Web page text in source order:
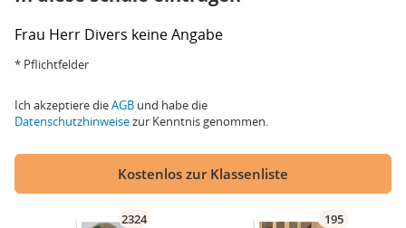
Frau Herr Divers keine Angabe
* Pflichtfelder
Ich akzeptiere dieAGB und habe die
Datenschutzhinweisezur Kenntnis genommen.
Kostenlos zur Klassenliste
2324 195